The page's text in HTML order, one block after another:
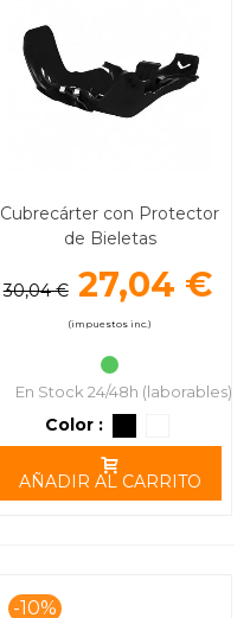
Cubrecárter con Protector
de Bieletas
POLISPORT
30,04 € 27,04 €
(impuestos inc.)
En Stock 24/48h (laborables)
Color :
AÑADIR AL CARRITO
-10%